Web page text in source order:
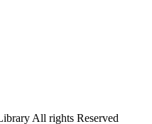
All rights Reserved